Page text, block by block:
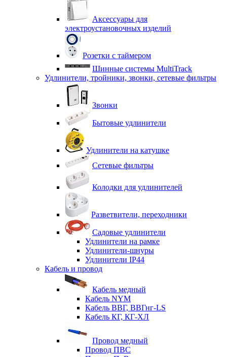
Аксессуары для
электроустановочных изделий
Розетки с таймером
Шинные системы MultiTrack
Удлинители, тройники, звонки, сетевые фильтры
Звонки
Бытовые удлинители
Удлинители на катушке
Сетевые фильтры
Колодки для удлинителей
Разветвители, переходники
Садовые удлинители
Удлинители на рамке
Удлинители-шнуры
Удлинители IP44
Кабель и провод
Кабель медный
Кабель NYM
Кабель ВВГ, ВВГнг-LS
Кабель КГ, КГ-ХЛ
Провод медный
Провод ПВС